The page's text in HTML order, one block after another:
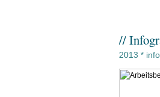
//
2013 *